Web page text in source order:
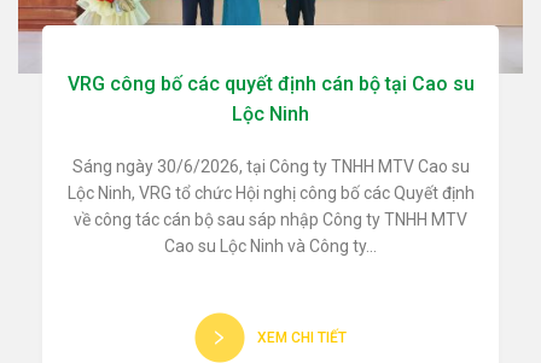
VRG công bố các quyết định cán bộ tại Cao su
Lộc Ninh
Sáng ngày 30/6/2026, tại Công ty TNHH MTV Cao su
Lộc Ninh, VRG tổ chức Hội nghị công bố các Quyết định
về công tác cán bộ sau sáp nhập Công ty TNHH MTV
Cao su Lộc Ninh và Công ty...
XEM CHI TIẾT